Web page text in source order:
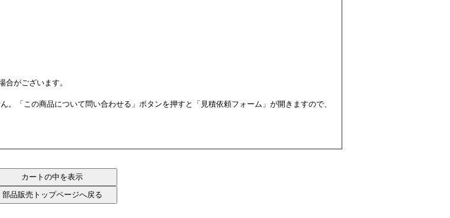
がございます。
。「この商品について問い合わせる」ボタンを押すと「見積依頼フォーム」が開きますので、